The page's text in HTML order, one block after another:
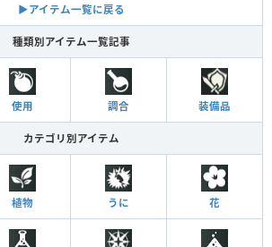
▶︎アイテム一覧に戻る
種類別アイテム一覧記事
使用 調合 装備品
カテゴリ別アイテム
植物 うに 花